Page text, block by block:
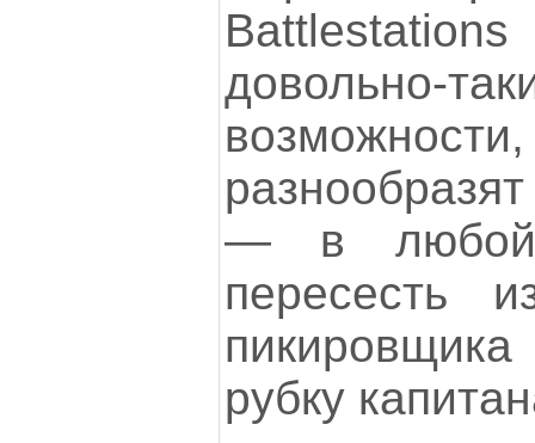
довольно-
— в любой
пересесть
рубку